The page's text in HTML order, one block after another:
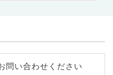
問い合わせください